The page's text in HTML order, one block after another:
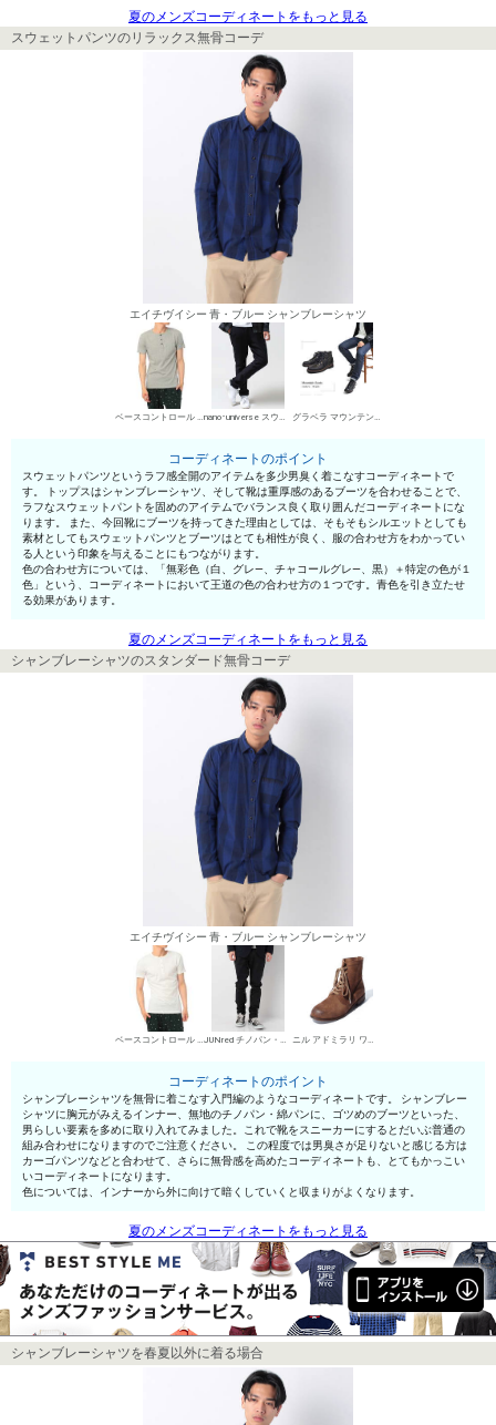
夏のメンズコーディネートをもっと見る
スウェットパンツのリラックス無骨コーデ
エイチヴイシー 青・ブルー シャンブレーシャツ
ベースコントロール ヘンリーネックTシャツ nano･universe スウェットパンツ グラベラ マウンテンブーツ
コーディネートのポイント
スウェットパンツというラフ感全開のアイテムを多少男臭く着こなすコーディネートで
す。 トップスはシャンブレーシャツ、そして靴は重厚感のあるブーツを合わせることで、
ラフなスウェットパントを固めのアイテムでバランス良く取り囲んだコーディネートにな
ります。 また、今回靴にブーツを持ってきた理由としては、そもそもシルエットとしても
素材としてもスウェットパンツとブーツはとても相性が良く、服の合わせ方をわかってい
る人という印象を与えることにもつながります。
色の合わせ方については、「無彩色（白、グレ—、チャコールグレ—、黒）＋特定の色が１
色」という、コーディネートにおいて王道の色の合わせ方の１つです。青色を引き立たせ
る効果があります。
夏のメンズコーディネートをもっと見る
シャンブレーシャツのスタンダード無骨コーデ
エイチヴイシー 青・ブルー シャンブレーシャツ
ベースコントロール ヘンリーネックTシャツ JUNred チノパン・綿パン ニル アドミラリ ワークブーツ
コーディネートのポイント
シャンブレーシャツを無骨に着こなす入門編のようなコーディネートです。 シャンブレー
シャツに胸元がみえるインナー、無地のチノパン・綿パンに、ゴツめのブーツといった、
男らしい要素を多めに取り入れてみました。これで靴をスニーカーにするとだいぶ普通の
組み合わせになりますのでご注意ください。 この程度では男臭さが足りないと感じる方は
カーゴパンツなどと合わせて、さらに無骨感を高めたコーディネートも、とてもかっこい
いコーディネートになります。
色については、インナーから外に向けて暗くしていくと収まりがよくなります。
夏のメンズコーディネートをもっと見る
シャンブレーシャツを春夏以外に着る場合